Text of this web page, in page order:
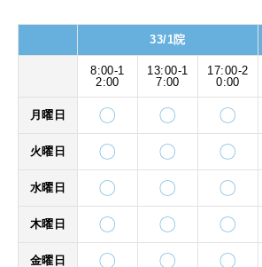
33/1院
8:00-1
2:00
13:00-1
7:00
17:00-2
0:00
月曜日 〇 〇 〇
火曜日 〇 〇 〇
水曜日 〇 〇 〇
木曜日 〇 〇 〇
金曜日 〇 〇 〇